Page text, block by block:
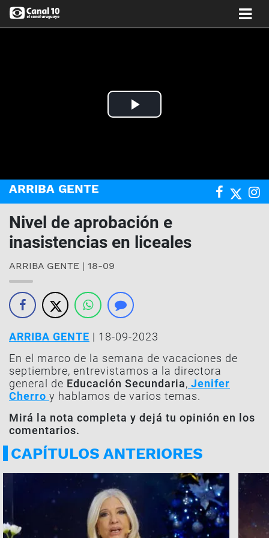
Play
ARRIBA GENTE
Nivel de aprobación e
inasistencias en liceales
ARRIBA GENTE | 18-09
ARRIBA GENTE | 18-09-2023
En el marco de la semana de vacaciones de
septiembre, entrevistamos a la directora
general de Educación Secundaria, Jenifer
Cherro y hablamos de varios temas.
Mirá la nota completa y dejá tu opinión en los
comentarios.
CAPÍTULOS ANTERIORES